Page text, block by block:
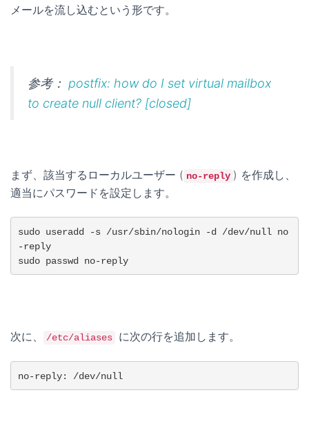
メールを流し込むという形です。
参考： postfix: how do I set virtual mailbox
to create null client? [closed]
まず、該当するローカルユーザー ( no-reply ) を作成し、
適当にパスワードを設定します。
sudo useradd -s /usr/sbin/nologin -d /dev/null no
-reply
sudo passwd no-reply
次に、 /etc/aliases に次の行を追加します。
no-reply: /dev/null